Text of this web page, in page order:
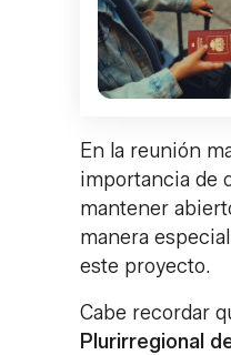
En la reunión
importancia de
mantener
manera
este proyecto.
Cabe recordar
Plurirregional